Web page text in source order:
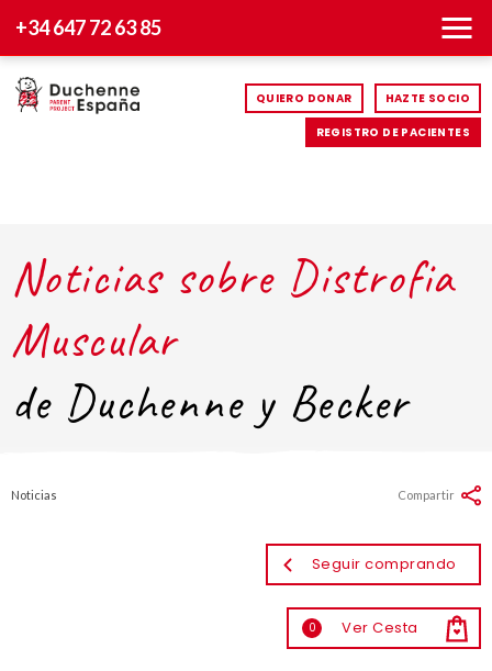
+34 647 72 63 85
QUIERO DONAR HAZTE SOCIO
REGISTRO DE PACIENTES
Noticias sobre Distrofia
Muscular
de Duchenne y Becker
Noticias
Seguir comprando
0 Ver Cesta
Compartir